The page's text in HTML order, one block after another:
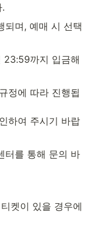
되며, 예매 시 선택
23:59까지 입금해
정에 따라 진행됩
하여 주시기 바랍
터를 통해 문의 바
켓이 있을 경우에